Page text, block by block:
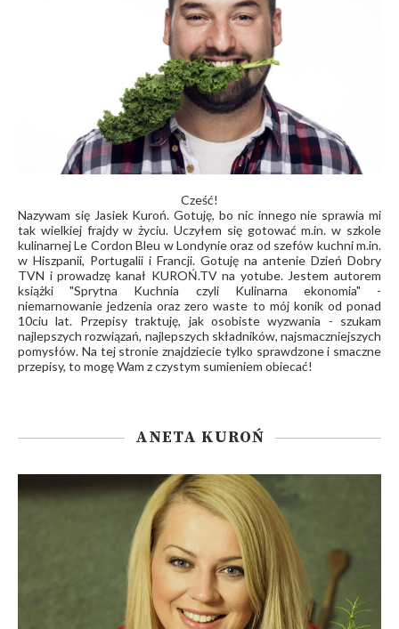
Cześć!
Nazywam się Jasiek Kuroń. Gotuję, bo nic innego nie sprawia mi
tak wielkiej frajdy w życiu. Uczyłem się gotować m.in. w szkole
kulinarnej Le Cordon Bleu w Londynie oraz od szefów kuchni m.in.
w Hiszpanii, Portugalii i Francji. Gotuję na antenie Dzień Dobry
TVN i prowadzę kanał KUROŃ.TVna yotube. Jestem autorem
książki "Sprytna Kuchnia czyli Kulinarna ekonomia" -
niemarnowanie jedzenia oraz zero waste to mój konik od ponad
10ciu lat. Przepisy traktuję, jak osobiste wyzwania - szukam
najlepszych rozwiązań, najlepszych składników, najsmaczniejszych
pomysłów. Na tej stronie znajdziecie tylko sprawdzone i smaczne
przepisy, to mogę Wam z czystym sumieniem obiecać!
ANETA KUROŃ